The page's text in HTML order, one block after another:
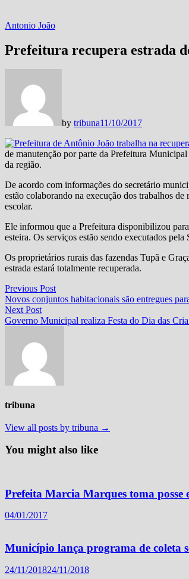
Antonio João
Prefeitura recupera estrada
by tribuna11/10/2017
de manutenção por parte da Prefeitura
da região.
De acordo com informações do secretário
estão colaborando na execução dos trabalhos
escolar.
Ele informou que a Prefeitura disponibilizou
esteira. Os serviços estão sendo executados
Os proprietários rurais das fazendas Tupã e
estrada estará totalmente recuperada.
Navegação
de
Post
Previous PostPrevious
post:
Novos conjuntos habitacionais são entregues
Next PostNext
post:
Governo Municipal realiza Festa do Dia das
tribuna
View all posts by tribuna →
You might also like
Prefeita Marcia Marques toma posse
04/01/2017
Município lança programa de coleta
24/11/201824/11/2018